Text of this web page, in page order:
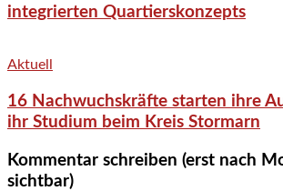
integrierten Quartierskonzepts
Aktuell
16 Nachwuchskräfte starten ihre
ihr Studium beim Kreis Stormarn
Kommentar schreiben (erst nach
sichtbar)